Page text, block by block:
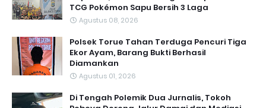
TCG Pokémon Sapu Bersih 3 Laga
Agustus 08, 2026
Polsek Torue Tahan Terduga Pencuri Tiga
Ekor Ayam, Barang Bukti Berhasil
Diamankan
Agustus 01, 2026
Di Tengah Polemik Dua Jurnalis, Tokoh